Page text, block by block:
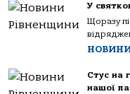
У
Щоразу
Стус на
нашої